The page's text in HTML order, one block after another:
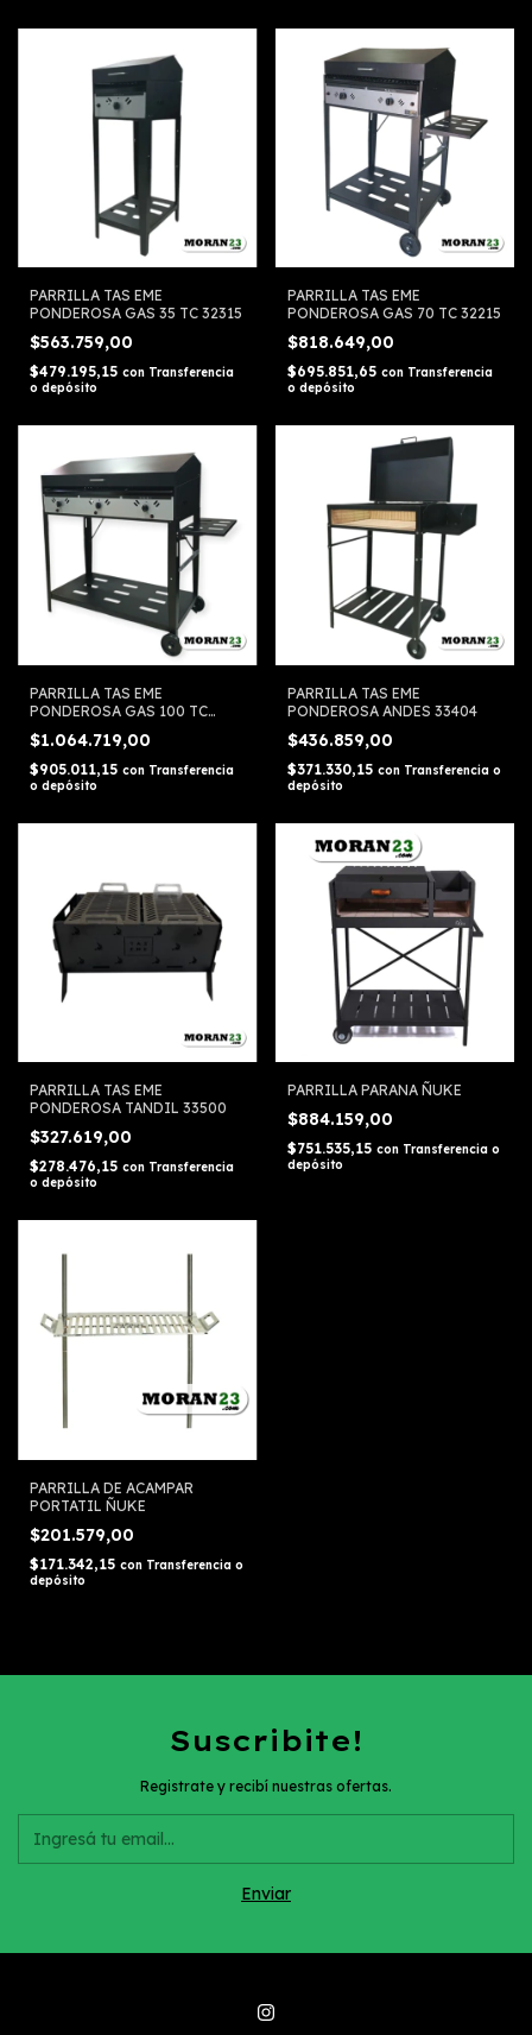
PARRILLA TAS EME
PONDEROSA GAS 35 TC 32315
$563.759,00
$479.195,15 con Transferencia
o depósito
PARRILLA TAS EME
PONDEROSA GAS 70 TC 32215
$818.649,00
$695.851,65 con Transferencia
o depósito
PARRILLA TAS EME
PONDEROSA GAS 100 TC
$1.064.719,00
$905.011,15 con Transferencia
o depósito
PARRILLA TAS EME
PONDEROSA ANDES 33404
$436.859,00
$371.330,15 con Transferencia o
depósito
PARRILLA TAS EME
PONDEROSA TANDIL 33500
$327.619,00
$278.476,15 con Transferencia
o depósito
PARRILLA PARANA ÑUKE
$884.159,00
$751.535,15 con Transferencia o
depósito
PARRILLA DE ACAMPAR
PORTATIL ÑUKE
$201.579,00
$171.342,15 con Transferencia o
depósito
Suscribite!
Registrate y recibí nuestras ofertas.